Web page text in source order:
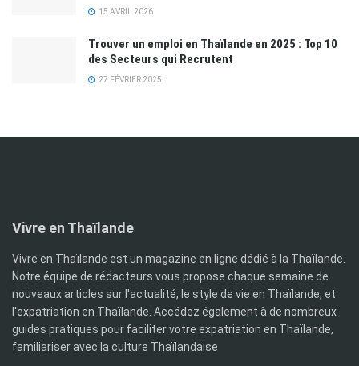
15 AVRIL 2026
Trouver un emploi en Thaïlande en 2025 : Top 10
des Secteurs qui Recrutent
27 FÉVRIER 2025
Vivre en Thaïlande
Vivre en Thaïlande est un magazine en ligne dédié à la Thaïlande.
Notre équipe de rédacteurs vous propose chaque semaine de
nouveaux articles sur l'actualité, le style de vie en Thaïlande, et
l'expatriation en Thaïlande. Accédez également à de nombreux
guides pratiques pour faciliter votre expatriation en Thaïlande,
familiariser avec la culture Thaïlandaise